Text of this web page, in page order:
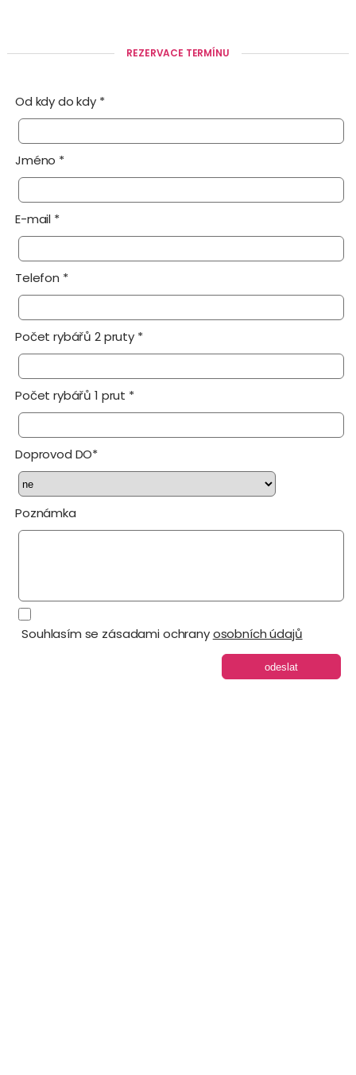
REZERVACE TERMÍNU
Od kdy do kdy *
Jméno *
E-mail *
Telefon *
Počet rybářů 2 pruty *
Počet rybářů 1 prut *
Doprovod DO*
Poznámka
Souhlasím se zásadami ochranyosobních údajů
odeslat